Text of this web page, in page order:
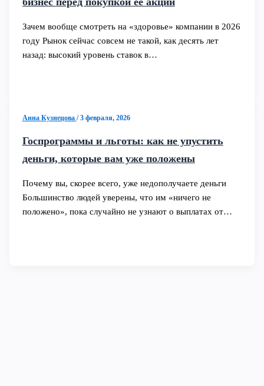
Зачем вообще смотреть на «здоровье» компании в 2026
году Рынок сейчас совсем не такой, как десять лет
назад: высокий уровень ставок в…
Анна Кузнецова /3 февраля, 2026
Госпрограммы и льготы: как не упустить
деньги, которые вам уже положены
Почему вы, скорее всего, уже недополучаете деньги
Большинство людей уверены, что им «ничего не
положено», пока случайно не узнают о выплатах от…